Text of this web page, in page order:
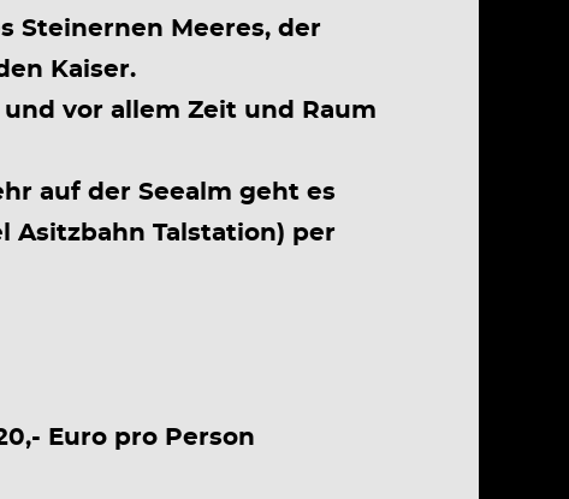
Steinernen Meeres, der
Kaiser.
vor allem Zeit und Raum
auf der Seealm geht es
Asitzbahn Talstation) per
Euro pro Person